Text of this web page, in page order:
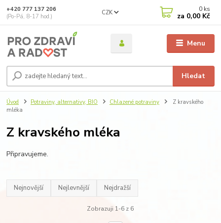
Menu
CZK
Hledat
+420 777 137 206
(Po-Pá, 8-17 hod.)
0 ks
za 0,00 Kč
Úvod Potraviny, alternativy, BIO Chlazené potraviny
Z kravského
mléka
Z kravského mléka
Připravujeme.
Nejnovější Nejlevnější Nejdražší
Zobrazuji 1-6 z 6